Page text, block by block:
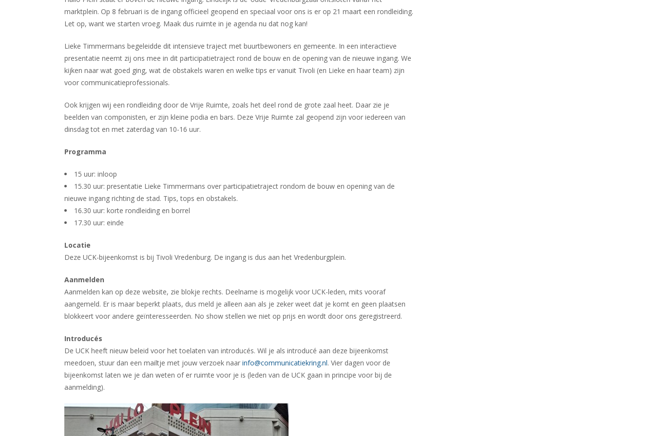
Vredenburgmarktplein. Op 8 februari is de ingang officieel geopend en speciaal voor ons is er op 21 maart een rondleiding.
Let op, want we starten vroeg. Maak dus ruimte in je agenda nu dat nog kan!
Lieke Timmermans begeleidde dit intensieve traject met buurtbewoners en gemeente. In een interactieve
presentatie neemt zij ons mee in dit participatietraject rond de bouw en de opening van de nieuwe ingang. We
kijken naar wat goed ging, wat de obstakels waren en welke tips er vanuit Tivoli (en Lieke en haar team) zijn
voor communicatieprofessionals.
Ook krijgen wij een rondleiding door de Vrije Ruimte, zoals het deel rond de grote zaal heet. Daar zie je
beelden van componisten, er zijn kleine podia en bars. Deze Vrije Ruimte zal geopend zijn voor iedereen van
dinsdag tot en met zaterdag van 10-16 uur.
Programma
15 uur: inloop
15.30 uur: presentatie Lieke Timmermans over participatietraject rondom de bouw en opening van de
nieuwe ingang richting de stad. Tips, tops en obstakels.
16.30 uur: korte rondleiding en borrel
17.30 uur: einde
Locatie
Deze UCK-bijeenkomst is bij Tivoli Vredenburg. De ingang is dus aan het Vredenburgplein.
Aanmelden
Aanmelden kan op deze website, zie blokje rechts. Deelname is mogelijk voor UCK-leden, mits vooraf
aangemeld. Er is maar beperkt plaats, dus meld je alleen aan als je zeker weet dat je komt en geen plaatsen
blokkeert voor andere geïnteresseerden. No show stellen we niet op prijs en wordt door ons geregistreerd.
Introducés
De UCK heeft nieuw beleid voor het toelaten van introducés. Wil je als introducé aan deze bijeenkomst
meedoen, stuur dan een mailtje met jouw verzoek naar info@communicatiekring.nl. Vier dagen voor de
bijeenkomst laten we je dan weten of er ruimte voor je is (leden van de UCK gaan in principe voor bij de
aanmelding).